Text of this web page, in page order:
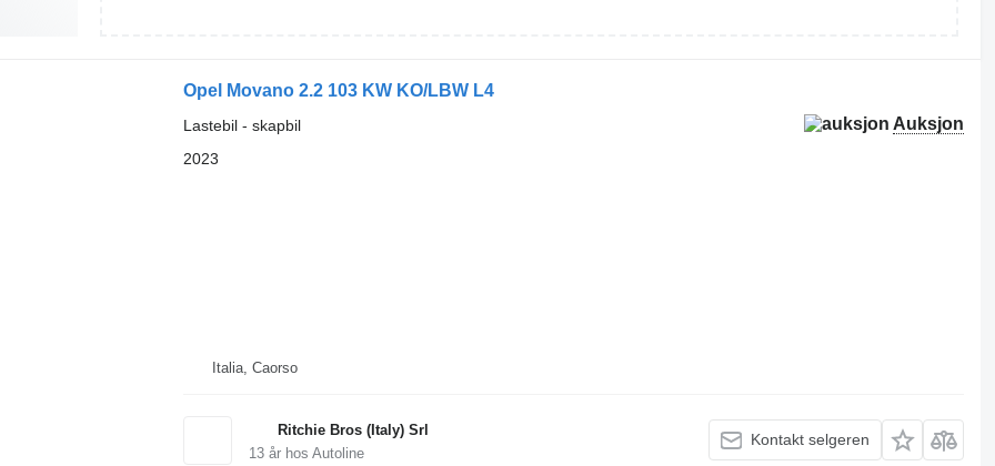
Opel Movano 2.2 103 KW KO/LBW L4
Auksjon
Lastebil - skapbil
2023
Italia, Caorso
Ritchie Bros (Italy) Srl
13år hos Autoline
Kontakt selgeren